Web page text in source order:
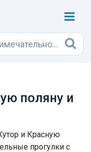
поляну и
и Красную
прогулки с